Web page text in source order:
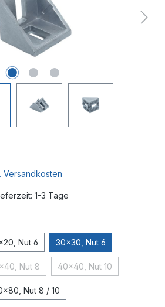
Versandkosten
1-3 Tage
Nut 6 30x30, Nut 6
Nut 8
(Diese Option ist zurzeit nicht verfügbar.)
40x40, Nut 10(Diese Option ist
Nut 8 / 10